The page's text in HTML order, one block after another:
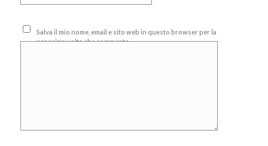
Salva il mio nome, email e sito web in questo browser per la
prossima volta che commento.